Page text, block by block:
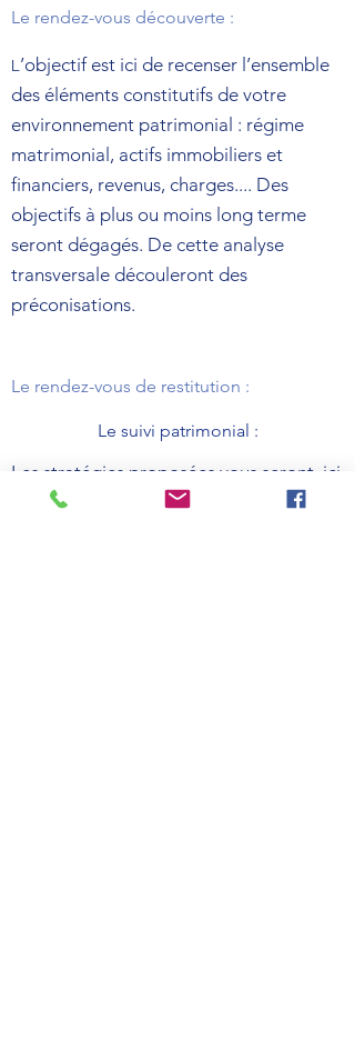
Le rendez-vous découverte :
L’objectif est ici de recenser l’ensemble
des éléments constitutifs de votre
environnement patrimonial : régime
matrimonial, actifs immobiliers et
financiers, revenus, charges.... Des
objectifs à plus ou moins long terme
seront dégagés. De cette analyse
transversale découleront des
préconisations.
Le rendez-vous de restitution :
Le suivi patrimonial :
Les stratégies proposées vous seront ici
présentées, en concertation avec vos